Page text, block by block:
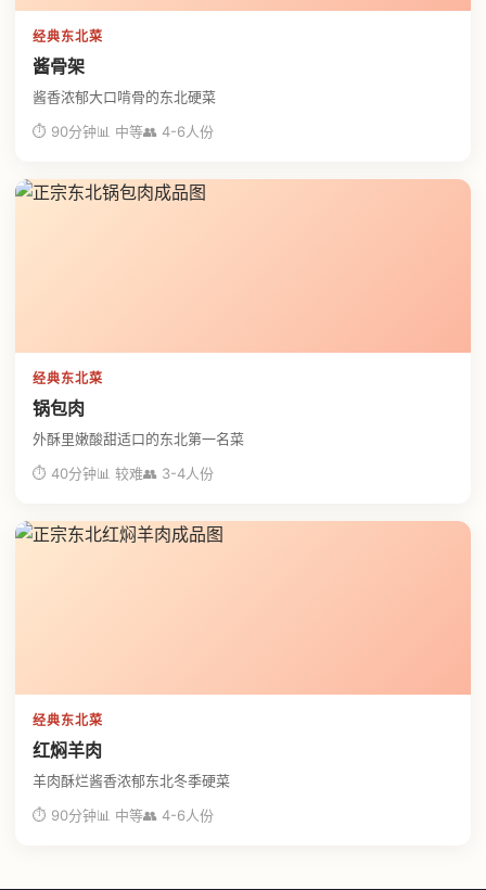
经典东北菜
酱骨架
酱香浓郁大口啃骨的东北硬菜
⏱ 90分钟📊 中等👥 4-6人份
经典东北菜
锅包肉
外酥里嫩酸甜适口的东北第一名菜
⏱ 40分钟📊 较难👥 3-4人份
经典东北菜
红焖羊肉
羊肉酥烂酱香浓郁东北冬季硬菜
⏱ 90分钟📊 中等👥 4-6人份